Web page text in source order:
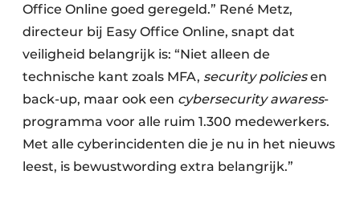
Office Online goed geregeld.” René Metz,
directeur bij Easy Office Online, snapt dat
veiligheid belangrijk is: “Niet alleen de
technische kant zoals MFA, security policiesen
back-up, maar ook een cybersecurity awaress-
programma voor alle ruim 1.300 medewerkers.
Met alle cyberincidenten die je nu in het nieuws
leest, is bewustwording extra belangrijk.”